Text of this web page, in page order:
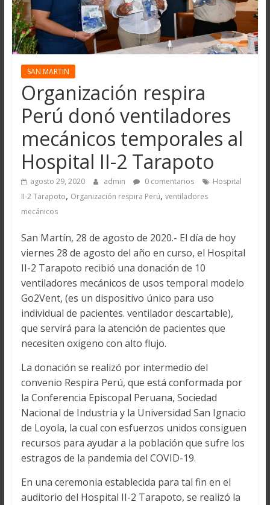
SAN MARTIN
Organización respira
Perú donó ventiladores
mecánicos temporales al
Hospital II-2 Tarapoto
agosto 29, 2020 admin 0 comentarios
Hospital
II-2 Tarapoto, Organización respira Perú, ventiladores
mecánicos
San Martín, 28 de agosto de 2020.- El día de hoy
viernes 28 de agosto del año en curso, el Hospital
II-2 Tarapoto recibió una donación de 10
ventiladores mecánicos de usos temporal modelo
Go2Vent, (es un dispositivo único para uso
individual de pacientes. ventilador descartable),
que servirá para la atención de pacientes que
necesiten oxigeno con alto flujo.
La donación se realizó por intermedio del
convenio Respira Perú, que está conformada por
la Conferencia Episcopal Peruana, Sociedad
Nacional de Industria y la Universidad San Ignacio
de Loyola, la cual con esfuerzos unidos consiguen
recursos para ayudar a la población que sufre los
estragos de la pandemia del COVID-19.
En una ceremonia establecida para tal fin en el
auditorio del Hospital II-2 Tarapoto, se realizó la